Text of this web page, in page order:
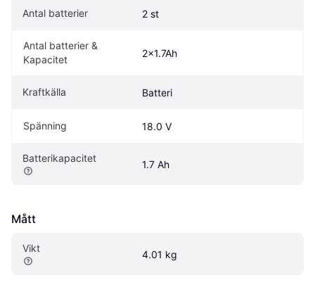
Antal batterier 2 st
Antal batterier &
Kapacitet
2x1.7Ah
Kraftkälla Batteri
Spänning 18.0 V
Batterikapacitet
1.7 Ah
Mått
Vikt
4.01 kg